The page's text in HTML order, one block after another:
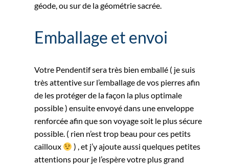
géode, ou sur de la géométrie sacrée.
Emballage et envoi
Votre Pendentif sera très bien emballé ( je suis
très attentive sur l’emballage de vos pierres afin
de les protéger de la façon la plus optimale
possible ) ensuite envoyé dans une enveloppe
renforcée afin que son voyage soit le plus sécure
possible. ( rien n’est trop beau pour ces petits
cailloux
) , et j’y ajoute aussi quelques petites
attentions pour je l’espère votre plus grand